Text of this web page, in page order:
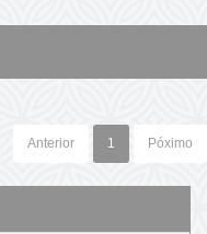
Anterior 1 Póximo